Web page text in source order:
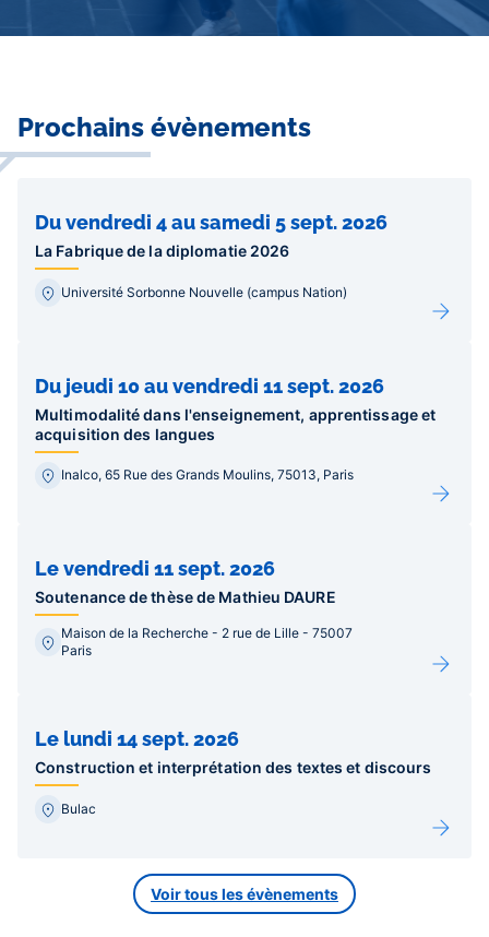
Contenu
central
Prochains évènements
Du vendredi 4 au samedi 5 sept. 2026
La Fabrique de la diplomatie 2026
Université Sorbonne Nouvelle (campus Nation)
Du jeudi 10 au vendredi 11 sept. 2026
Multimodalité dans l'enseignement, apprentissage et
acquisition des langues
Inalco, 65 Rue des Grands Moulins, 75013, Paris
Le vendredi 11 sept. 2026
Soutenance de thèse de Mathieu DAURE
Maison de la Recherche - 2 rue de Lille - 75007
Paris
Le lundi 14 sept. 2026
Construction et interprétation des textes et discours
Bulac
Voir tous les évènements